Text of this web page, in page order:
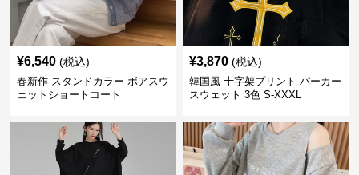
¥6,540 (税込)
春新作 スタンドカラー ボアスウ
ェットショートコート
¥3,870 (税込)
韓国風 十字架プリント パーカー
スウェット 3色 S-XXXL